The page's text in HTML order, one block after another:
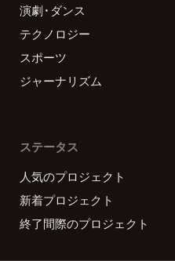
演劇・ダンス
テクノロジー
スポーツ
ジャーナリズム
ステータス
人気のプロジェクト
新着プロジェクト
終了間際のプロジェクト